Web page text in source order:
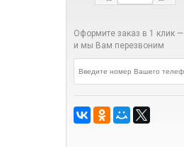
Оформите заказ в 1 клик —
и мы Вам перезвоним